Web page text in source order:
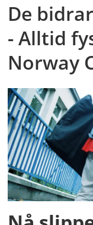
De
- Alltid
Norway